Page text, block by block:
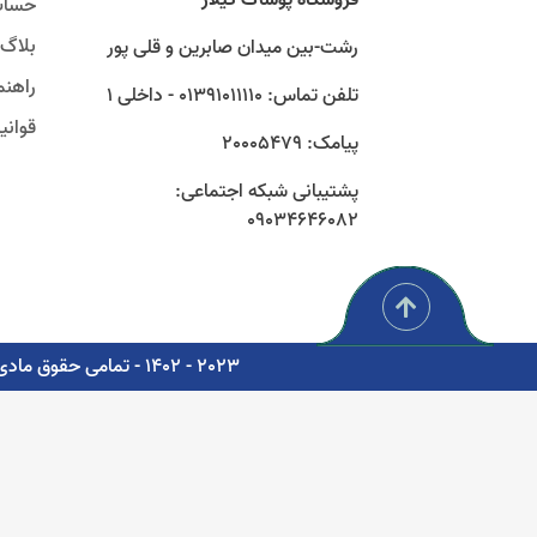
رشت-بین میدان صابرین و قلی پور
تلفن تماس: 01391011110 - داخلی 1
پیامک: 20005479
پشتیبانی شبکه اجتماعی:
09034646082
بلاگ
2023 - 1402 - تمامی حقوق مادی و معنوی برای شرکت پوشاک سبز گستر گیلار محفوظ است. - مشاوره، پشتیبانی و طراحی اتوماسیون دیجیتال: